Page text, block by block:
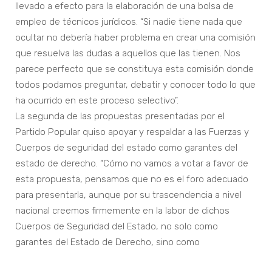
llevado a efecto para la elaboración de una bolsa de
empleo de técnicos jurídicos. “Si nadie tiene nada que
ocultar no debería haber problema en crear una comisión
que resuelva las dudas a aquellos que las tienen. Nos
parece perfecto que se constituya esta comisión donde
todos podamos preguntar, debatir y conocer todo lo que
ha ocurrido en este proceso selectivo”.
La segunda de las propuestas presentadas por el
Partido Popular quiso apoyar y respaldar a las Fuerzas y
Cuerpos de seguridad del estado como garantes del
estado de derecho. “Cómo no vamos a votar a favor de
esta propuesta, pensamos que no es el foro adecuado
para presentarla, aunque por su trascendencia a nivel
nacional creemos firmemente en la labor de dichos
Cuerpos de Seguridad del Estado, no solo como
garantes del Estado de Derecho, sino como